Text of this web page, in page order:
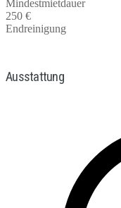
Mindestmietdauer
250 €
Endreinigung
Ausstattung